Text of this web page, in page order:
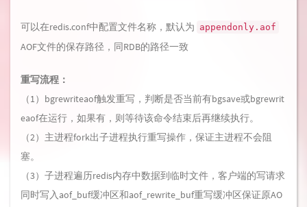
可以在redis.conf中配置文件名称，默认为 appendonly.aof
AOF文件的保存路径，同RDB的路径一致
重写流程：
（1）bgrewriteaof触发重写，判断是否当前有bgsave或bgrewrit
eaof在运行，如果有，则等待该命令结束后再继续执行。
（2）主进程fork出子进程执行重写操作，保证主进程不会阻
塞。
（3）子进程遍历redis内存中数据到临时文件，客户端的写请求
同时写入aof_buf缓冲区和aof_rewrite_buf重写缓冲区保证原AO